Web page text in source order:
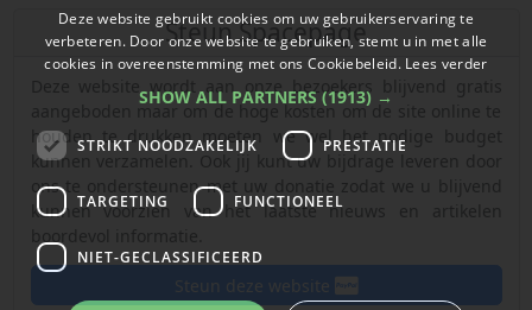
Steun Spacepage
Deze website wordt aan onze bezoekers blijvend gratis
aangeboden maar om de hoge kosten om de site online te
houden te drukken moeten we wel het nodige budget
kunnen verzamelen. Ook jij kunt uw bijdrage leveren door
ons te ondersteunen met uw donatie zodat we u blijvend
kunnen voorzien van het laatste nieuws en artikelen
Steun deze website
Deze website gebruikt cookies om uw gebruikerservaring te
verbeteren. Door onze website te gebruiken, stemt u in met alle
cookies in overeenstemming met ons Cookiebeleid. Lees verder
SHOW ALL PARTNERS (1913) →
STRIKT NOODZAKELIJK PRESTATIE
TARGETING FUNCTIONEEL
NIET-GECLASSIFICEERD